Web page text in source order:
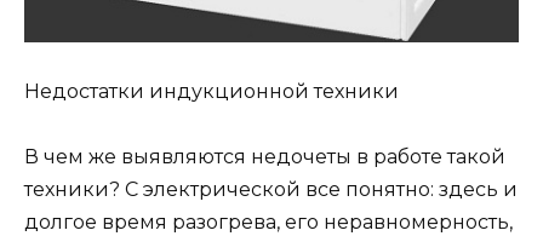
Недостатки индукционной техники
В чем же выявляются недочеты в работе такой
техники? С электрической все понятно: здесь и
долгое время разогрева, его неравномерность,